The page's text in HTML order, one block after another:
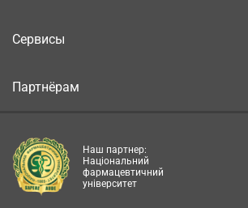
Сервисы
Партнёрам
Наш партнер:
Національний
фармацевтичний
університет